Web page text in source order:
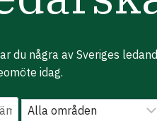
du några av Sveriges
idag.